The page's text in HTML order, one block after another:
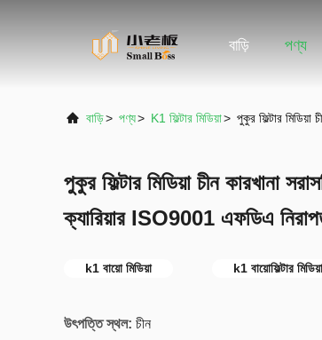
বাড়ি পণ্য
বাড়ি> পণ্য> K1 ফিল্টার মিডিয়া> পুকুর ফিল্টার
পুকুর ফিল্টার মিডিয়া চীন কারখানা
ক্যারিয়ার ISO9001 এফডিএ
k1 বায়ো মিডিয়া k1 বায়োফিল্টার মিডিয়া
উৎপত্তি স্থল: চীন